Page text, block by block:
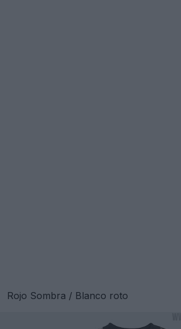
Rojo Sombra / Blanco roto